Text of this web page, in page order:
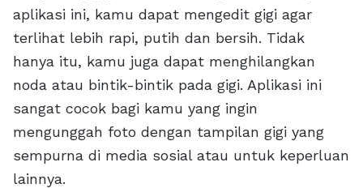
aplikasi ini, kamu dapat mengedit gigi agar
terlihat lebih rapi, putih dan bersih. Tidak
hanya itu, kamu juga dapat menghilangkan
noda atau bintik-bintik pada gigi. Aplikasi ini
sangat cocok bagi kamu yang ingin
mengunggah foto dengan tampilan gigi yang
sempurna di media sosial atau untuk keperluan
lainnya.